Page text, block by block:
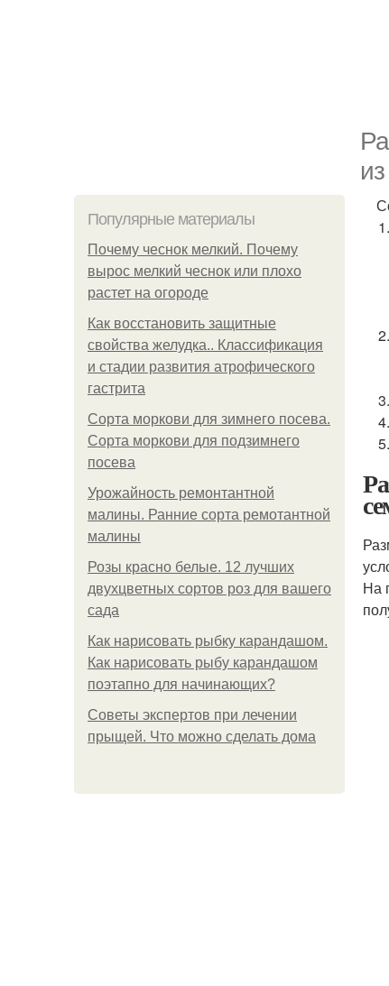
Популярные материалы
Почему чеснок мелкий. Почему
вырос мелкий чеснок или плохо
растет на огороде
Как восстановить защитные
свойства желудка.. Классификация
и стадии развития атрофического
гастрита
Сорта моркови для зимнего посева.
Сорта моркови для подзимнего
посева
Урожайность ремонтантной
малины. Ранние сорта ремотантной
малины
Розы красно белые. 12 лучших
двухцветных сортов роз для вашего
сада
Как нарисовать рыбку карандашом.
Как нарисовать рыбу карандашом
поэтапно для начинающих?
Советы экспертов при лечении
прыщей. Что можно сделать дома
На